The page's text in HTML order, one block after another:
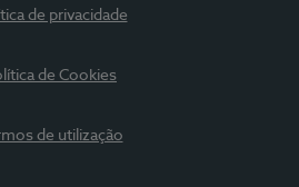
de privacidade
de Cookies
de utilização